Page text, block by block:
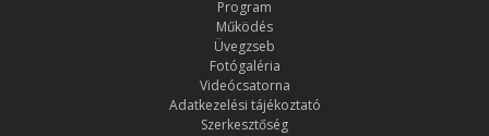
Program
Működés
Üvegzseb
Fotógaléria
Videócsatorna
Adatkezelési tájékoztató
Szerkesztőség